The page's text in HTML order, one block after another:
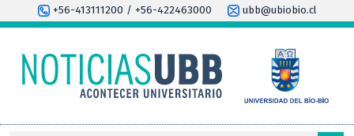
+56-413111200 / +56-422463000 ubb@ubiobio.cl